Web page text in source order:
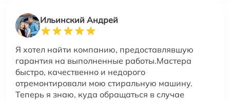
Ильинский Андрей
Я хотел найти компанию, предоставлявшую
гарантия на выполненные работы.Мастера
быстро, качественно и недорого
отремонтировали мою стиральную машину.
Теперь я знаю, куда обращаться в случае